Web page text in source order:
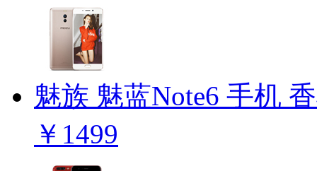
魅族 魅蓝Note6 手机
￥1499